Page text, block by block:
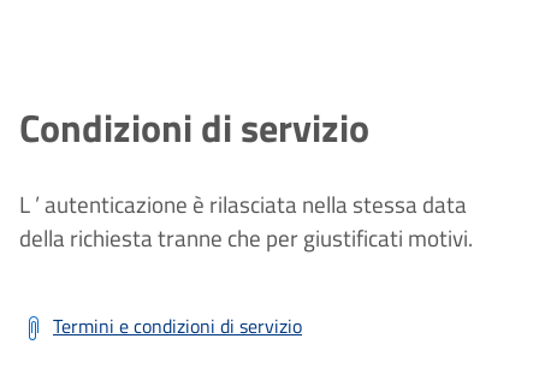
Condizioni di servizio
L’autenticazione è rilasciata nella stessa data
della richiesta tranne che per giustificati motivi.
Termini e condizioni di servizio